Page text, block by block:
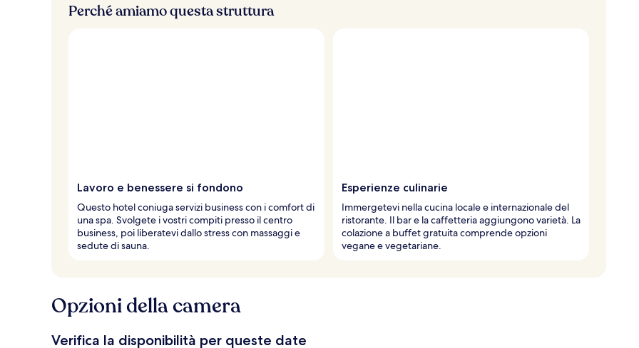
i
a
t
Perché amiamo questa struttura
Lavoro e benessere si fondono
Questo hotel coniuga servizi business con i comfort di
una spa. Svolgete i vostri compiti presso il centro
business, poi liberatevi dallo stress con massaggi e
sedute di sauna.
Esperienze culinarie
Immergetevi nella cucina locale e internazionale del
ristorante. Il bar e la caffetteria aggiungono varietà. La
colazione a buffet gratuita comprende opzioni
vegane e vegetariane.
Opzioni della camera
Verifica la disponibilità per queste date